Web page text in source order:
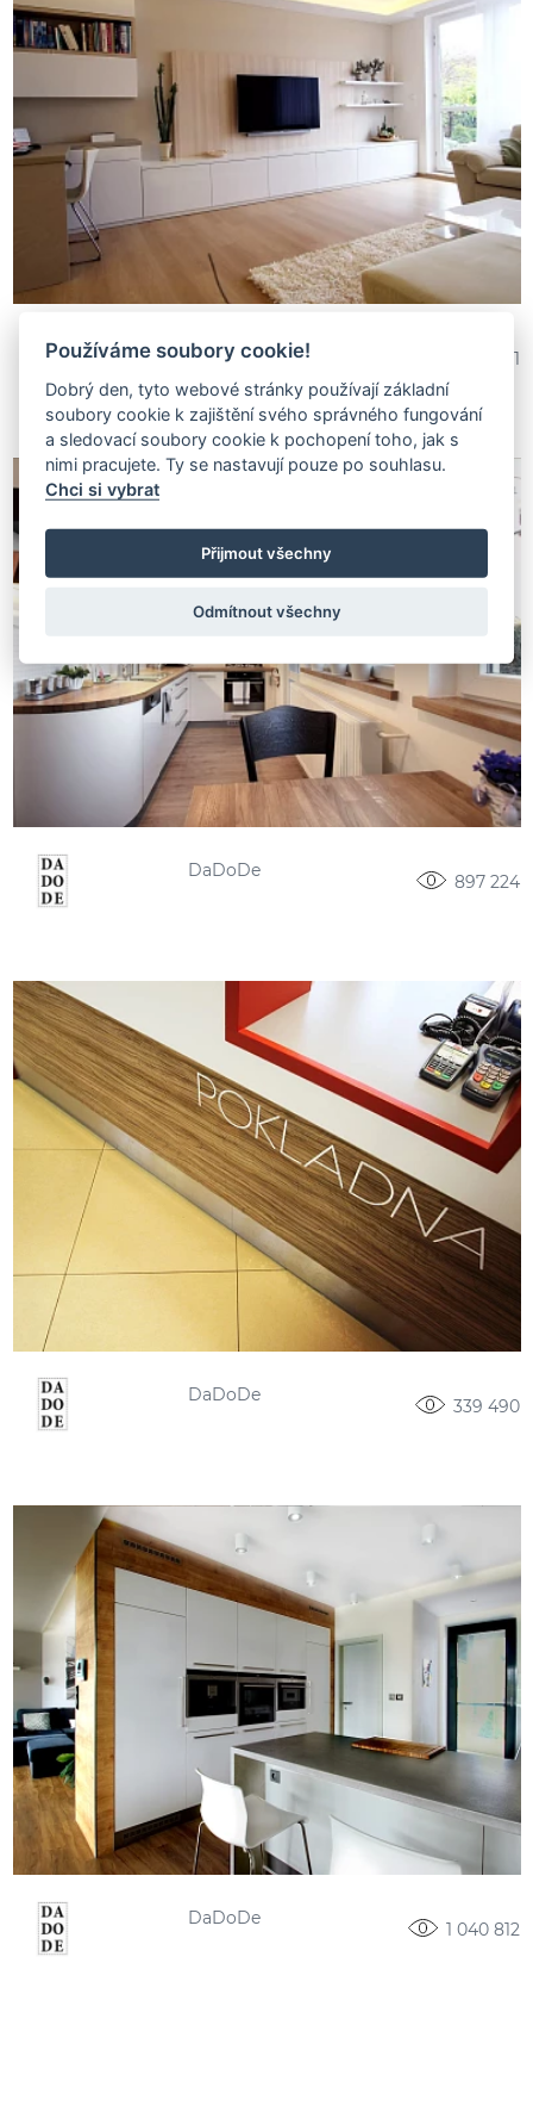
DaDoDe
4 771
DaDoDe
897 224
DaDoDe
339 490
DaDoDe
1 040 812
Používáme soubory cookie!
Dobrý den, tyto webové stránky používají základní
soubory cookie k zajištění svého správného fungování
a sledovací soubory cookie k pochopení toho, jak s
nimi pracujete. Ty se nastavují pouze po souhlasu.
Chci si vybrat
Přijmout všechny
Odmítnout všechny